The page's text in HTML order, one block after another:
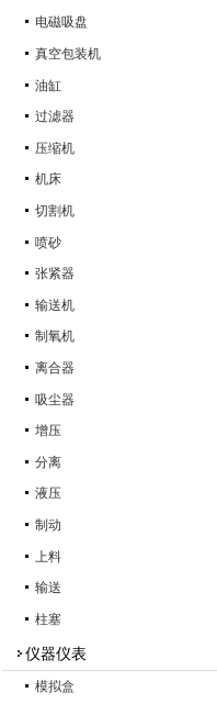
电磁吸盘
真空包装机
油缸
过滤器
压缩机
机床
切割机
喷砂
张紧器
输送机
制氧机
离合器
吸尘器
增压
分离
液压
制动
上料
输送
柱塞
仪器仪表
模拟盒